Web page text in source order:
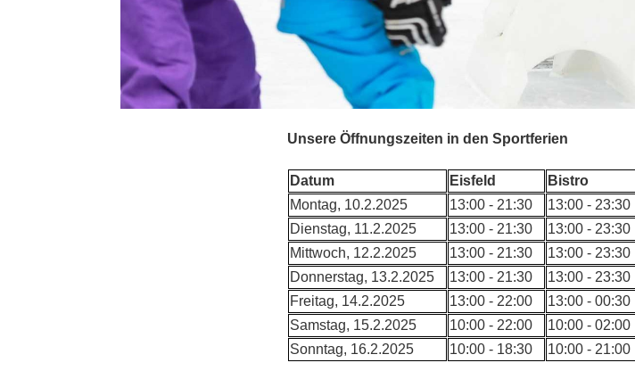
Unsere Öffnungszeiten in den Sportferien
Datum Eisfeld Bistro
Montag, 10.2.2025
13:00 - 21:30 13:00 - 23:30
Dienstag, 11.2.2025
13:00 - 21:30 13:00 - 23:30
Mittwoch, 12.2.2025
13:00 - 21:30 13:00 - 23:30
Donnerstag, 13.2.2025
13:00 - 21:30 13:00 - 23:30
Freitag, 14.2.2025
13:00 - 22:00 13:00 - 00:30
Samstag, 15.2.2025
10:00 - 22:00 10:00 - 02:00
Sonntag, 16.2.2025
10:00 - 18:30 10:00 - 21:00